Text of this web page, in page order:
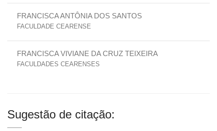
FRANCISCA ANTÔNIA DOS SANTOS
FACULDADE CEARENSE
FRANCISCA VIVIANE DA CRUZ TEIXEIRA
FACULDADES CEARENSES
Sugestão de citação: